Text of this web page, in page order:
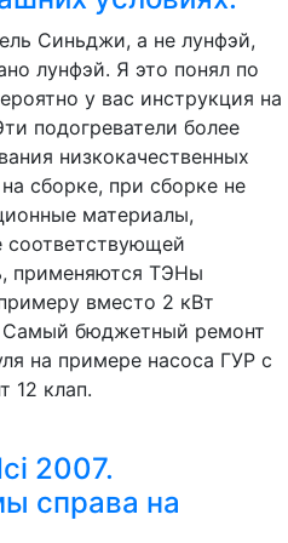
Синьджи, а не лунфэй,
лунфэй. Я это понял по
у вас инструкция на
подогреватели более
низкокачественных
сборке, при сборке не
материалы,
соответствующей
применяются ТЭНы
вместо 2 кВт
Самый бюджетный ремонт
на примере насоса ГУР с
12 клап.
2007.
справа на